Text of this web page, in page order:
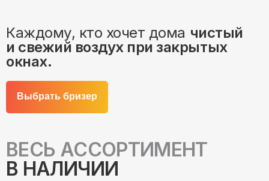
Каждому, кто хочет дома чистый
и свежий воздух при закрытых
окнах.
Выбрать бризер
ВЕСЬ АССОРТИМЕНТ
В НАЛИЧИИ